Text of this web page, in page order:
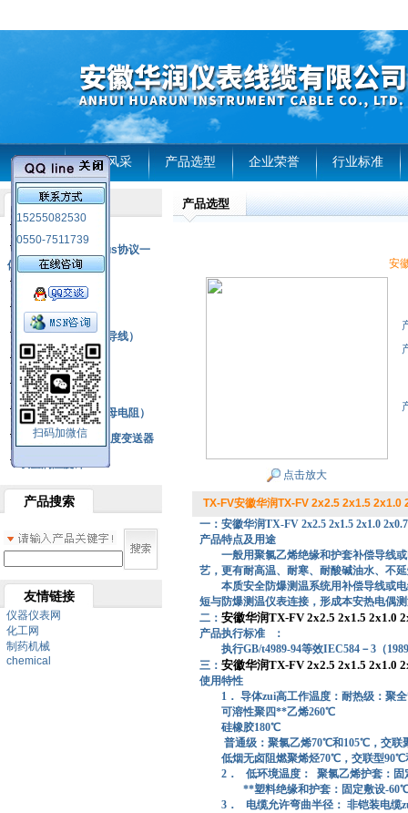
首页 企业风采 产品选型 企业荣誉 行业标准
15255082530
0550-7511739
扫码加微信
产品列表
RS485通讯modbus协议一
体化现场智能仪表
热电偶
压力式温度计
热电偶补偿电缆（导线）
振动传感器
热电阻
铂热电阻元件（云母电阻）
SBW系列一体化温度变送器
双金属温度计
产品搜索
友情链接
仪器仪表网
化工网
制药机械
chemical
产品选型
安
点击放大
TX-FV安徽华润TX-FV 2x2.5 2x1.5 2x1.0
一：安徽华润TX-FV 2x2.5 2x1.5 2x1.0
产品特点及用途
一般用聚氯乙烯绝缘和护套补偿导线
艺，更有耐高温、耐寒、耐酸碱油水、不
本质安全防爆测温系统用补偿导线或
短与防爆测温仪表连接，形成本安热电偶
二： 安徽华润TX-FV 2x2.5 2x1.5 2x1.0
产品执行标准 ：
执行GB/t4989-94等效IEC584－3（
三： 安徽华润TX-FV 2x2.5 2x1.5 2x1.0
使用特性
1． 导体zui高工作温度：耐热级：聚全
可溶性聚四**乙烯260℃
硅橡胶180℃
普通级：聚氯乙烯70℃和105℃，交联
低烟无卤阻燃聚烯烃70℃，交联型90℃
2．
低环境温度：
聚氯乙烯护套：
**塑料绝缘和护套：固定敷设-60℃
3．
电缆允许弯曲半径： 非铠装电缆